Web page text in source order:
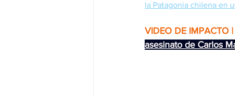
la Patagonia chilena en
VIDEO DE IMPACTO |
asesinato de Carlos